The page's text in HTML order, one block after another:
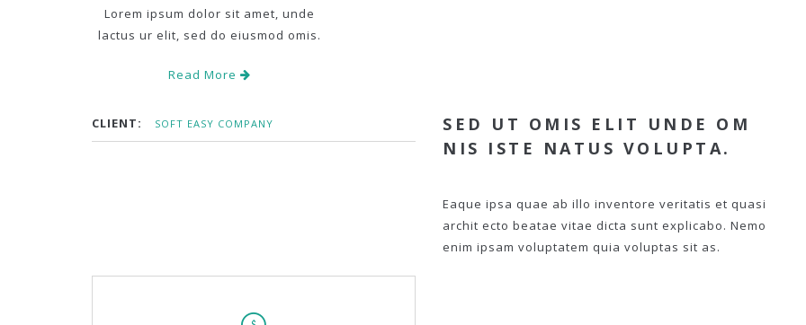
Lorem ipsum dolor sit amet, unde
lactus ur elit, sed do eiusmod omis.
Read More
CLIENT: SOFT EASY COMPANY
SED UT OMIS ELIT UNDE OM
NIS ISTE NATUS VOLUPTA.
Eaque ipsa quae ab illo inventore veritatis et quasi
archit ecto beatae vitae dicta sunt explicabo. Nemo
enim ipsam voluptatem quia voluptas sit as.